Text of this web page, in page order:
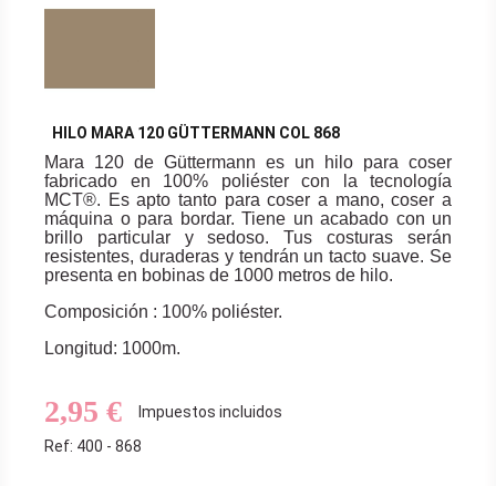
HILO MARA 120 GÜTTERMANN COL 868
Mara 120 de Güttermann es un hilo para coser
fabricado en 100% poliéster con la tecnología
MCT®. Es apto tanto para coser a mano, coser a
máquina o para bordar. Tiene un acabado con un
brillo particular y sedoso. Tus costuras serán
resistentes, duraderas y tendrán un tacto suave. Se
presenta en bobinas de 1000 metros de hilo.
Composición : 100% poliéster.
Longitud: 1000m.
2,95 €
Impuestos incluidos
Ref: 400 - 868